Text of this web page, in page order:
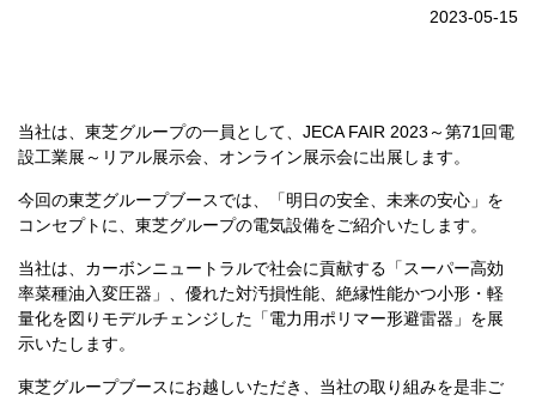
2023-05-15
当社は、東芝グループの一員として、JECA FAIR 2023～第71回電
設工業展～リアル展示会、オンライン展示会に出展します。
今回の東芝グループブースでは、「明日の安全、未来の安心」を
コンセプトに、東芝グループの電気設備をご紹介いたします。
当社は、カーボンニュートラルで社会に貢献する「スーパー高効
率菜種油入変圧器」、優れた対汚損性能、絶縁性能かつ小形・軽
量化を図りモデルチェンジした「電力用ポリマー形避雷器」を展
示いたします。
東芝グループブースにお越しいただき、当社の取り組みを是非ご